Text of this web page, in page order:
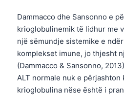
Dammacco dhe Sansonno e
krioglobulinemik të lidhur me
një sëmundje sistemike e
komplekset imune, jo thjesht
(Dammacco & Sansonno,
ALT normale nuk e
krioglobulina nëse është i
Español
Português
Ελληνικά
Türkçe
Română